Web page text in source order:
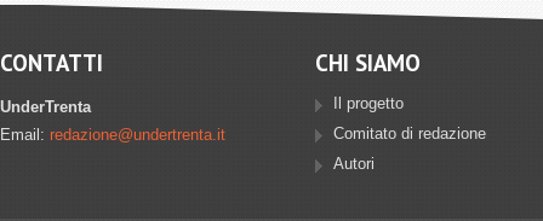
CONTATTI
UnderTrenta
Email: redazione@undertrenta.it
CHI SIAMO
Il progetto
Comitato di redazione
Autori